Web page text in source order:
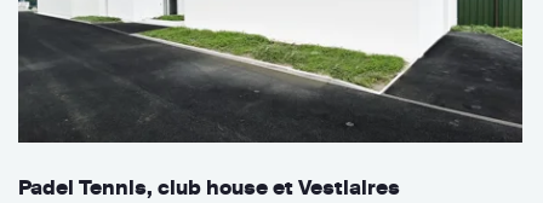
Padel Tennis, club house et Vestiaires